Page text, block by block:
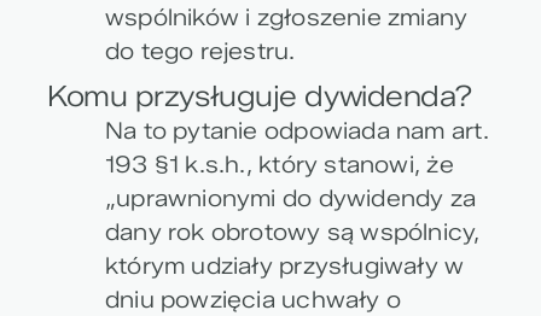
wspólników i zgłoszenie zmiany
do tego rejestru.
Komu przysługuje dywidenda?
Na to pytanie odpowiada nam art.
193 §1 k.s.h., który stanowi, że
„uprawnionymi do dywidendy za
dany rok obrotowy są wspólnicy,
którym udziały przysługiwały w
dniu powzięcia uchwały o